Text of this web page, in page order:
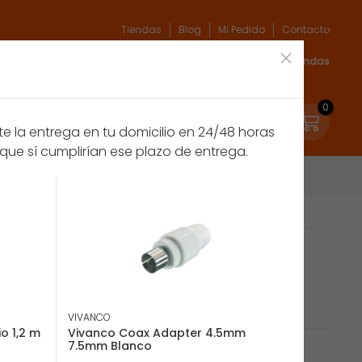
Tiendas
Blog Mi Pedido Contacto
Acceso Tiendas
0
coaxial 2 m Blanco
la entrega en tu domicilio en 24/48 horas
sí cumplirían ese plazo de entrega.
1,2 m
VIVANCO
Vivanco Coax Adapter 4.5mm
7.5mm Blanco